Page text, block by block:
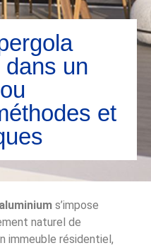
dans un
et
s’impose
naturel de
immeuble résidentiel,